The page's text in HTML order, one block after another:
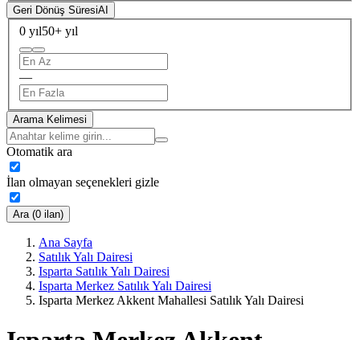
Geri Dönüş SüresiAI
0 yıl50+ yıl
—
Arama Kelimesi
Otomatik ara
İlan olmayan seçenekleri gizle
Ara (0 ilan)
Ana Sayfa
Satılık Yalı Dairesi
Isparta Satılık Yalı Dairesi
Isparta Merkez Satılık Yalı Dairesi
Isparta Merkez Akkent Mahallesi Satılık Yalı Dairesi